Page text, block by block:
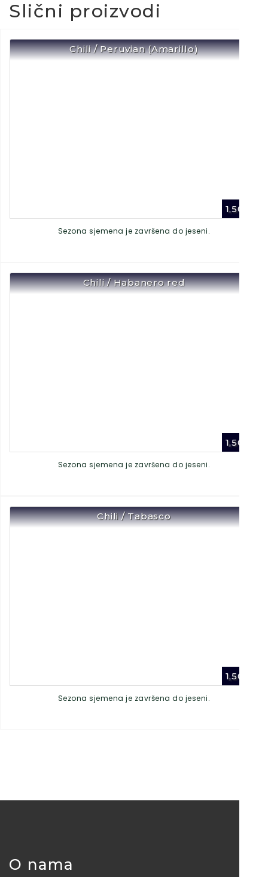
Slični proizvodi
Chili / Peruvian (Amarillo)
1,50
Sezona sjemena je završena do jeseni.
Chili / Habanero red
1,50
Sezona sjemena je završena do jeseni.
Chili / Tabasco
1,50
Sezona sjemena je završena do jeseni.
O nama